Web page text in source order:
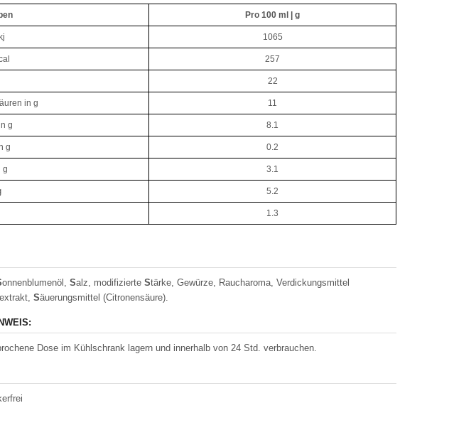
Pro 100 ml | g
1065
257
22
in g 11
g 8.1
g 0.2
g 3.1
5.2
1.3
onnenblumenöl, Salz, modifizierte Stärke, Gewürze, Raucharoma, Verdickungsmittel
Säuerungsmittel (Citronensäure).
Dose im Kühlschrank lagern und innerhalb von 24 Std. verbrauchen.